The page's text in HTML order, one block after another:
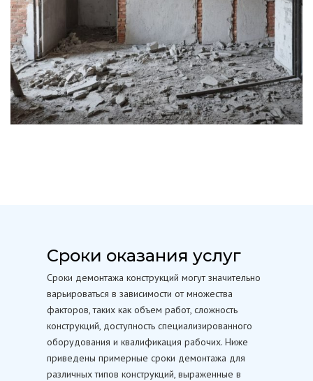
Сроки оказания услуг
Сроки демонтажа конструкций могут значительно
варьироваться в зависимости от множества
факторов, таких как объем работ, сложность
конструкций, доступность специализированного
оборудования и квалификация рабочих. Ниже
приведены примерные сроки демонтажа для
различных типов конструкций, выраженные в